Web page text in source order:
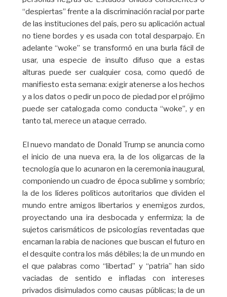
“despiertas” frente a la discriminación racial por parte
de las instituciones del país, pero su aplicación actual
no tiene bordes y es usada con total desparpajo. En
adelante “woke” se transformó en una burla fácil de
usar, una especie de insulto difuso que a estas
alturas puede ser cualquier cosa, como quedó de
manifiesto esta semana: exigir atenerse a los hechos
y a los datos o pedir un poco de piedad por el prójimo
puede ser catalogada como conducta “woke”, y en
tanto tal, merece un ataque cerrado.
El nuevo mandato de Donald Trump se anuncia como
el inicio de una nueva era, la de los oligarcas de la
tecnología que lo acunaron en la ceremonia inaugural,
componiendo un cuadro de época sublime y sombrío;
la de los líderes políticos autoritarios que dividen el
mundo entre amigos libertarios y enemigos zurdos,
proyectando una ira desbocada y enfermiza; la de
sujetos carismáticos de psicologías reventadas que
encarnan la rabia de naciones que buscan el futuro en
el desquite contra los más débiles; la de un mundo en
el que palabras como “libertad” y “patria” han sido
vaciadas de sentido e infladas con intereses
privados disimulados como causas públicas; la de un